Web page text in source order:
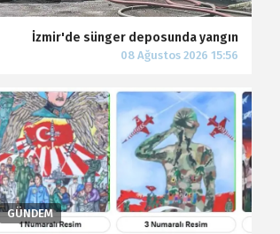
İzmir'de sünger deposunda yangın